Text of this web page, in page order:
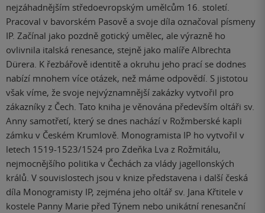
nejzáhadnějším středoevropským umělcům 16. století.
Pracoval v bavorském Pasově a svoje díla označoval písmeny
IP. Začínal jako pozdně gotický umělec, ale výrazně ho
ovlivnila italská renesance, stejně jako malíře Albrechta
Dürera. K řezbářově identitě a okruhu jeho prací se dodnes
nabízí mnohem více otázek, než máme odpovědí. S jistotou
však víme, že svoje nejvýznamnější zakázky vytvořil pro
zákazníky z Čech. Tato kniha je věnována především oltáři sv.
Anny samotřetí, který se dnes nachází v Rožmberské kapli
zámku v Českém Krumlově. Monogramista IP ho vytvořil v
letech 1519-1523/1524 pro Zdeňka Lva z Rožmitálu,
nejmocnějšího politika v Čechách za vlády jagellonských
králů. V souvislostech jsou v knize představena i další česká
díla Monogramisty IP, zejména jeho oltář sv. Jana Křtitele v
kostele Panny Marie před Týnem nebo unikátní renesanční